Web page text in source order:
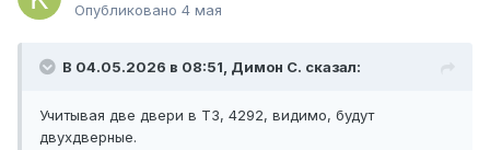
Опубликовано 4 мая
В 04.05.2026 в 08:51, Димон С. сказал:
Учитывая две двери в ТЗ, 4292, видимо, будут
двухдверные.